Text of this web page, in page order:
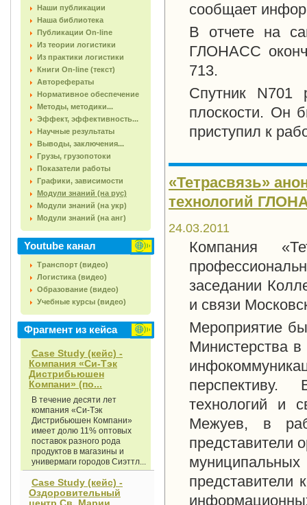
Наши публикации
Наша библиотека
Публикации On-line
Из теории логистики
Из практики логистики
Книги On-line (текст)
Авторефераты
Нормативное обеспечение
Методы, методики...
Эффект, эффективность...
Научные результаты
Выводы, заключения...
Грузы, грузопотоки
Показатели работы
Графики, зависимости
Модули знаний (на рус)
Модули знаний (на укр)
Модули знаний (на анг)
Youtube канал
Транспорт (видео)
Логистика (видео)
Образование (видео)
Учебные курсы (видео)
Фрагмент из кейса
Case Study (кейс) -
Компания «Си-Тэк
Дистрибьюшен
Компани» (по...
В течение десяти лет
компания «Си-Тэк
Дистрибьюшен Компани»
имеет долю 11% оптовых
поставок разного рода
продуктов в магазины и
универмаги городов Сиэттл...
Case Study (кейс) -
Оздоровительный
сообщает
В отчете на
ГЛОНАСС
713.
Спутник N701
плоскости. Он
приступил к
«Тетрасвязь»
технологий
24.03.2011
Компания
заседании
и связи
Мероприятие
Министерства
технологий и
Межуев, в
представители
представители